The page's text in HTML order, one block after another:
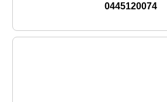
0445120074